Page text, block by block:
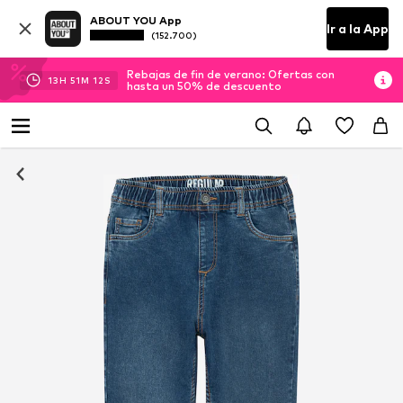
ABOUT YOU App
(152.700) Ir a la App
13H 51M 12 S
Rebajas de fin de verano: Ofertas con
hasta un 50% de descuento